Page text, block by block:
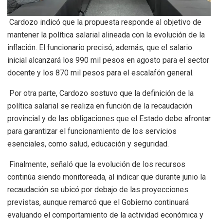
Cardozo indicó que la propuesta responde al objetivo de
mantener la política salarial alineada con la evolución de la
inflación. El funcionario precisó, además, que el salario
inicial alcanzará los 990 mil pesos en agosto para el sector
docente y los 870 mil pesos para el escalafón general.
Por otra parte, Cardozo sostuvo que la definición de la
política salarial se realiza en función de la recaudación
provincial y de las obligaciones que el Estado debe afrontar
para garantizar el funcionamiento de los servicios
esenciales, como salud, educación y seguridad.
Finalmente, señaló que la evolución de los recursos
continúa siendo monitoreada, al indicar que durante junio la
recaudación se ubicó por debajo de las proyecciones
previstas, aunque remarcó que el Gobierno continuará
evaluando el comportamiento de la actividad económica y